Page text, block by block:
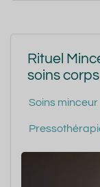
Rituel
soins corps
Soins minceur